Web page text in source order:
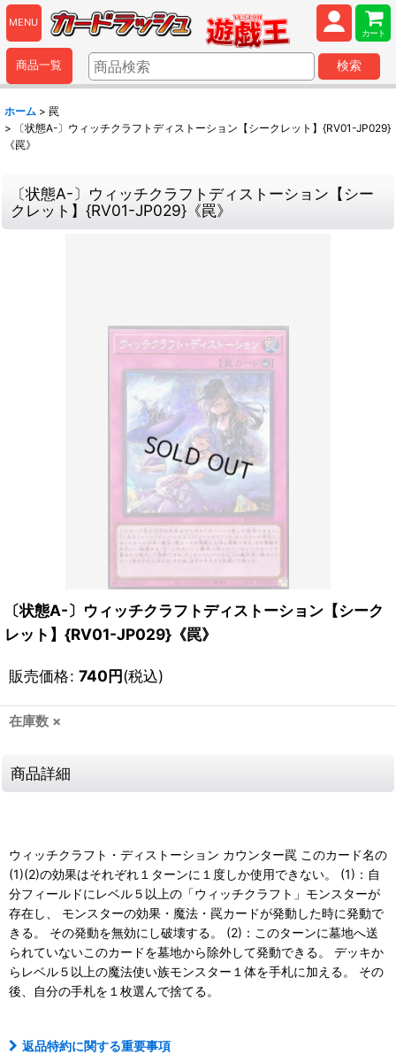
MENU
カート
商品一覧 検索
ホーム > 罠
>
〔状態A-〕ウィッチクラフトディストーション【シークレット】{RV01-JP029}
《罠》
〔状態A-〕ウィッチクラフトディストーション【シー
クレット】{RV01-JP029}《罠》
〔状態A-〕ウィッチクラフトディストーション【シーク
レット】{RV01-JP029}《罠》
販売価格: 740円(税込)
在庫数 ×
商品詳細
ウィッチクラフト・ディストーション カウンター罠 このカード名の
(1)(2)の効果はそれぞれ１ターンに１度しか使用できない。 (1)：自
分フィールドにレベル５以上の「ウィッチクラフト」モンスターが
存在し、 モンスターの効果・魔法・罠カードが発動した時に発動で
きる。 その発動を無効にし破壊する。 (2)：このターンに墓地へ送
られていないこのカードを墓地から除外して発動できる。 デッキか
らレベル５以上の魔法使い族モンスター１体を手札に加える。 その
後、自分の手札を１枚選んで捨てる。
返品特約に関する重要事項